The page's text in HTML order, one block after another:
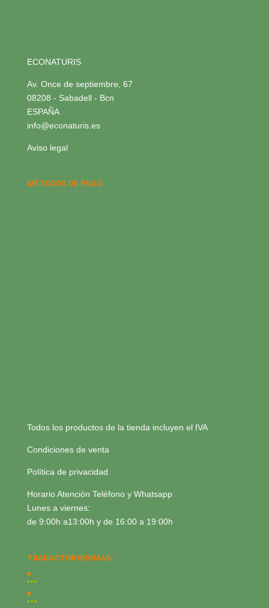
ECONATURIS
Av. Once de septiembre, 67
08208 - Sabadell - Bcn
ESPAÑA
info@econaturis.es
Aviso legal
MÉTODOS DE PAGO:
Todos los productos de la tienda incluyen el IVA
Condiciones de venta
Política de privacidad
Horario Atención Teléfono y Whatsapp
Lunes a viernes:
de 9:00h a13:00h y de 16:00 a 19:00h
TRADUCTOR IDIOMAS: